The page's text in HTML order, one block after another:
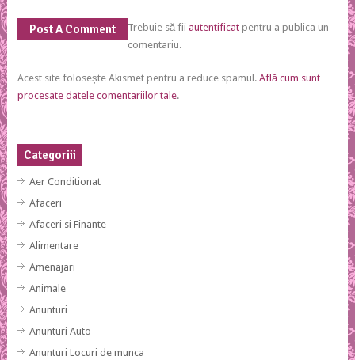
Post A Comment Trebuie să fii autentificatpentru a publica un
comentariu.
Acest site folosește Akismet pentru a reduce spamul. Află cum sunt
procesate datele comentariilor tale.
Categoriii
Aer Conditionat
Afaceri
Afaceri si Finante
Alimentare
Amenajari
Animale
Anunturi
Anunturi Auto
Anunturi Locuri de munca